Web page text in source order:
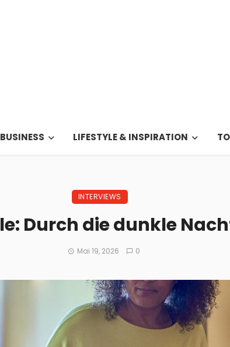
LIFESTYLE & INSPIRATION
INTERVIEWS
Durch die dunkle
Mai 19, 2026 0